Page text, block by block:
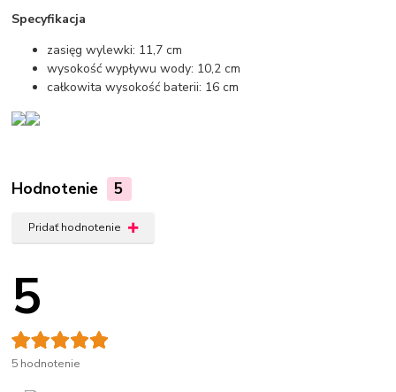
Specyfikacja
zasięg wylewki: 11,7 cm
wysokość wypływu wody: 10,2 cm
całkowita wysokość baterii: 16 cm
Hodnotenie 5
Pridať hodnotenie
5
5 hodnotenie